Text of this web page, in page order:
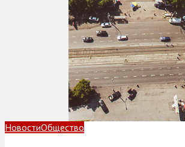
НовостиОбщество